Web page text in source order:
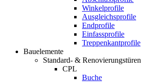
Winkelprofile
Ausgleichsprofile
Endprofile
Einfassprofile
Treppenkantprofile
Bauelemente
Standard- & Renovierungstüren
CPL
Buche